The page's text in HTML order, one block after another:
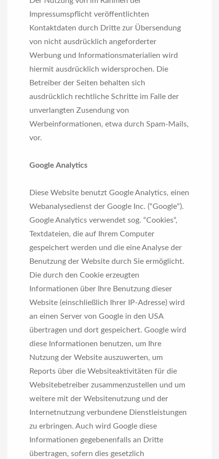
Impressumspflicht veröffentlichten
Kontaktdaten durch Dritte zur Übersendung
von nicht ausdrücklich angeforderter
Werbung und Informationsmaterialien wird
hiermit ausdrücklich widersprochen. Die
Betreiber der Seiten behalten sich
ausdrücklich rechtliche Schritte im Falle der
unverlangten Zusendung von
Werbeinformationen, etwa durch Spam-Mails,
vor.
Google Analytics
Diese Website benutzt Google Analytics, einen
Webanalysedienst der Google Inc. (“Google“).
Google Analytics verwendet sog. “Cookies“,
Textdateien, die auf Ihrem Computer
gespeichert werden und die eine Analyse der
Benutzung der Website durch Sie ermöglicht.
Die durch den Cookie erzeugten
Informationen über Ihre Benutzung dieser
Website (einschließlich Ihrer IP-Adresse) wird
an einen Server von Google in den USA
übertragen und dort gespeichert. Google wird
diese Informationen benutzen, um Ihre
Nutzung der Website auszuwerten, um
Reports über die Websiteaktivitäten für die
Websitebetreiber zusammenzustellen und um
weitere mit der Websitenutzung und der
Internetnutzung verbundene Dienstleistungen
zu erbringen. Auch wird Google diese
Informationen gegebenenfalls an Dritte
übertragen, sofern dies gesetzlich